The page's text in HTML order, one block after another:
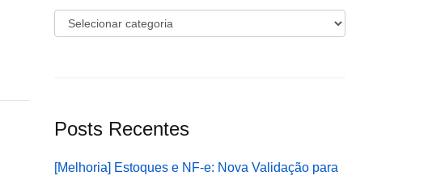
Categorias
Posts Recentes
[Melhoria] Estoques e NF-e: Nova Validação para